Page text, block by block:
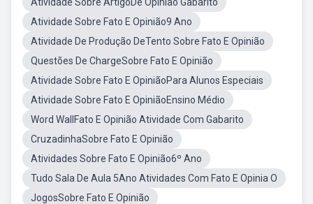
Atividade Sobre Fato E Opinião9 Ano
Atividade De Produção DeTento Sobre Fato E Opinião
Questões De ChargeSobre Fato E Opinião
Atividade Sobre Fato E OpiniãoPara Alunos Especiais
Atividade Sobre Fato E OpiniãoEnsino Médio
Word WallFato E Opinião Atividade Com Gabarito
CruzadinhaSobre Fato E Opinião
Atividades Sobre Fato E Opinião6º Ano
Tudo Sala De Aula 5Ano Atividades Com Fato E Opinia O
JogosSobre Fato E Opinião